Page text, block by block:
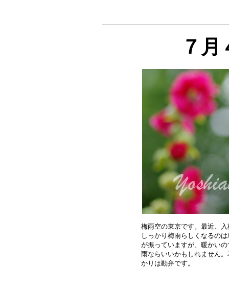
７
梅雨空の東京です。最近、
しっかり梅雨らしくなるの
が振っていますが、暖かい
雨ならいいかもしれません